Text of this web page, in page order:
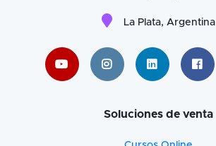
La Plata, Argentina
Soluciones de venta